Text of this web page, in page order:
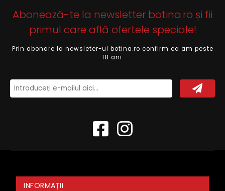
Abonează-te la newsletter botina.ro și fii
primul care află ofertele speciale!
Prin abonare la newsleter-ul botina.ro confirm ca am peste
18 ani.
INFORMAȚII